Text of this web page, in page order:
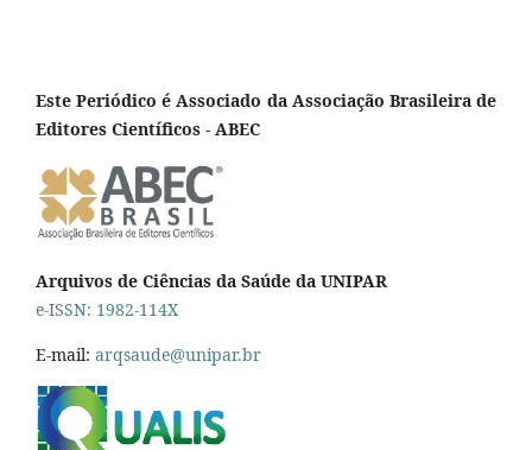
Este Periódico é Associado da Associação Brasileira de
Editores Científicos - ABEC
Arquivos de Ciências da Saúde da UNIPAR
e-ISSN: 1982-114X
E-mail: arqsaude@unipar.br